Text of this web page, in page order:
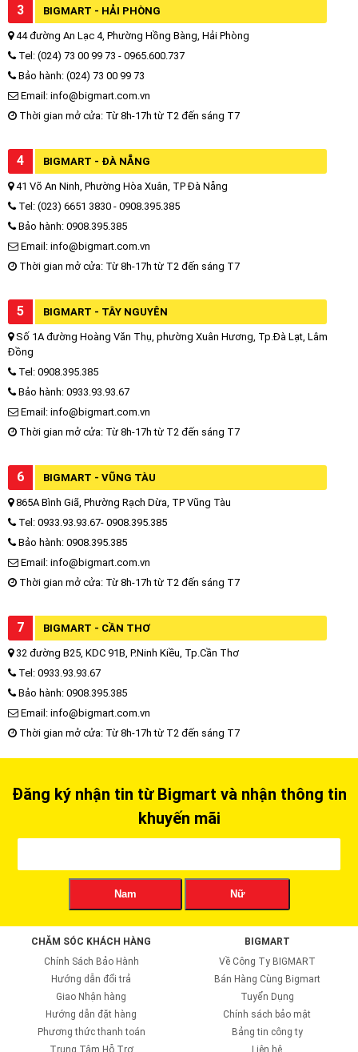
3 BIGMART - HẢI PHÒNG
44 đường An Lạc 4, Phường Hồng Bàng, Hải Phòng
Tel: (024) 73 00 99 73 - 0965.600.737
Bảo hành: (024) 73 00 99 73
Email: info@bigmart.com.vn
Thời gian mở cửa: Từ 8h-17h từ T2 đến sáng T7
4 BIGMART - ĐÀ NẴNG
41 Võ An Ninh, Phường Hòa Xuân, TP Đà Nẵng
Tel: (023) 6651 3830 - 0908.395.385
Bảo hành: 0908.395.385
Email: info@bigmart.com.vn
Thời gian mở cửa: Từ 8h-17h từ T2 đến sáng T7
5 BIGMART - TÂY NGUYÊN
Số 1A đường Hoàng Văn Thụ, phường Xuân Hương, Tp.Đà Lạt, Lâm
Đồng
Tel: 0908.395.385
Bảo hành: 0933.93.93.67
Email: info@bigmart.com.vn
Thời gian mở cửa: Từ 8h-17h từ T2 đến sáng T7
6 BIGMART - VŨNG TÀU
865A Bình Giã, Phường Rạch Dừa, TP Vũng Tàu
Tel: 0933.93.93.67- 0908.395.385
Bảo hành: 0908.395.385
Email: info@bigmart.com.vn
Thời gian mở cửa: Từ 8h-17h từ T2 đến sáng T7
7 BIGMART - CẦN THƠ
32 đường B25, KDC 91B, P.Ninh Kiều, Tp.Cần Thơ
Tel: 0933.93.93.67
Bảo hành: 0908.395.385
Email: info@bigmart.com.vn
Thời gian mở cửa: Từ 8h-17h từ T2 đến sáng T7
Đăng ký nhận tin từ Bigmart và nhận thông tin
khuyến mãi
Nam Nữ
CHĂM SÓC KHÁCH HÀNG
Chính Sách Bảo Hành
Hướng dẫn đổi trả
Giao Nhận hàng
Hướng dẫn đặt hàng
Phương thức thanh toán
Trung Tâm Hỗ Trợ
BIGMART
Về Công Ty BIGMART
Bán Hàng Cùng Bigmart
Tuyển Dụng
Chính sách bảo mật
Bảng tin công ty
Liên hệ